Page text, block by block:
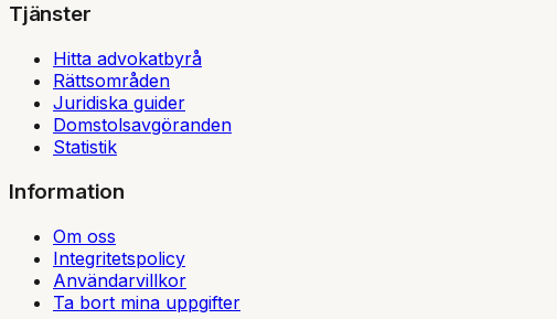
Tjänster
Hitta advokatbyrå
Rättsområden
Juridiska guider
Domstolsavgöranden
Statistik
Information
Om oss
Integritetspolicy
Användarvillkor
Ta bort mina uppgifter